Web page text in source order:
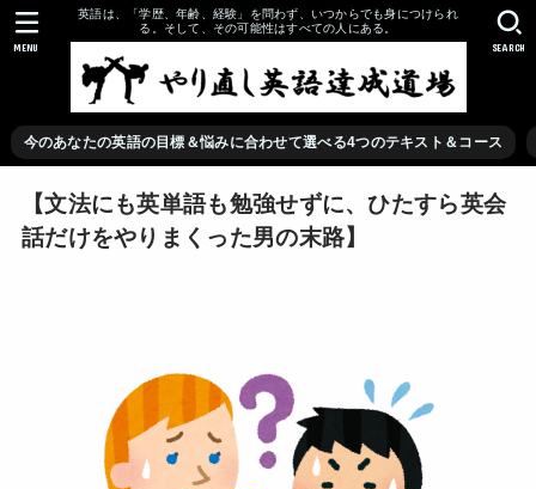
英語は、「学歴、年齢、経験」を問わず、いつからでも身につけられ
る。そして、その可能性はすべての人にある。
今のあなたの英語の目標＆悩みに合わせて選べる4つのテキスト＆コース
SEARCH
MENU
【文法にも英単語も勉強せずに、ひたすら英会
話だけをやりまくった男の末路】